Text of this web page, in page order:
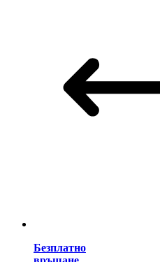
Безплатно